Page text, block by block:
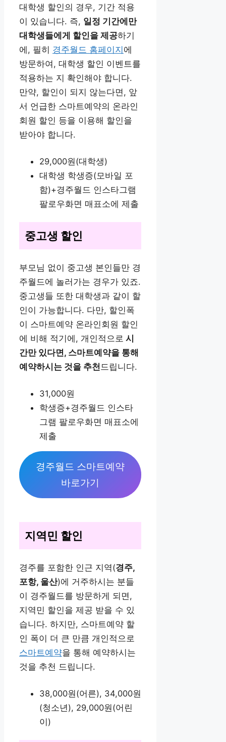
대학생 할인의 경우, 기간 적용
이 있습니다. 즉, 일정 기간에만
대학생들에게 할인을 제공하기
에, 필히 경주월드 홈페이지 에
방문하여, 대학생 할인 이벤트를
적용하는 지 확인해야 합니다.
만약, 할인이 되지 않는다면, 앞
서 언급한 스마트예약의 온라인
회원 할인 등을 이용해 할인을
받아야 합니다.
29,000원(대학생)
대학생 학생증(모바일 포
함)+경주월드 인스타그램
팔로우화면 매표소에 제출
중고생 할인
부모님 없이 중고생 본인들만 경
주월드에 놀러가는 경우가 있죠.
중고생들 또한 대학생과 같이 할
인이 가능합니다. 다만, 할인폭
이 스마트예약 온라인회원 할인
에 비해 적기에, 개인적으로 시
간만 있다면, 스마트예약을 통해
예약하시는 것을 추천 드립니다.
31,000원
학생증+경주월드 인스타
그램 팔로우화면 매표소에
제출
경주월드 스마트예약
바로가기
지역민 할인
경주를 포함한 인근 지역(경주,
포항, 울산)에 거주하시는 분들
이 경주월드를 방문하게 되면,
지역민 할인을 제공 받을 수 있
습니다. 하지만, 스마트예약 할
인 폭이 더 큰 만큼 개인적으로
스마트예약을 통해 예약하시는
것을 추천 드립니다.
38,000원(어른), 34,000원
(청소년), 29,000원(어린
이)